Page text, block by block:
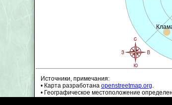
Источники, примечания:
• Карта разработана openstreetmap.org.
• Географическое местоположение